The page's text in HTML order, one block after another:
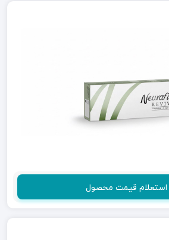
استعلام قیمت محصول